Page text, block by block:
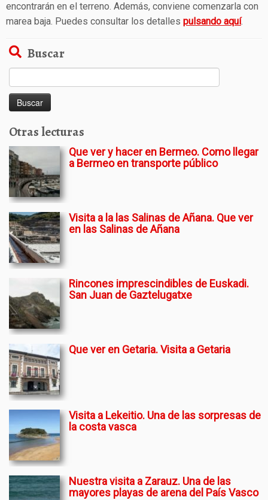
encontrarán en el terreno. Además, conviene comenzarla con
marea baja. Puedes consultar los detalles pulsando aquí.
Buscar
Otras lecturas
Que ver y hacer en Bermeo. Como llegar
a Bermeo en transporte público
Visita a la las Salinas de Añana. Que ver
en las Salinas de Añana
Rincones imprescindibles de Euskadi.
San Juan de Gaztelugatxe
Que ver en Getaria. Visita a Getaria
Visita a Lekeitio. Una de las sorpresas de
la costa vasca
Nuestra visita a Zarauz. Una de las
mayores playas de arena del País Vasco